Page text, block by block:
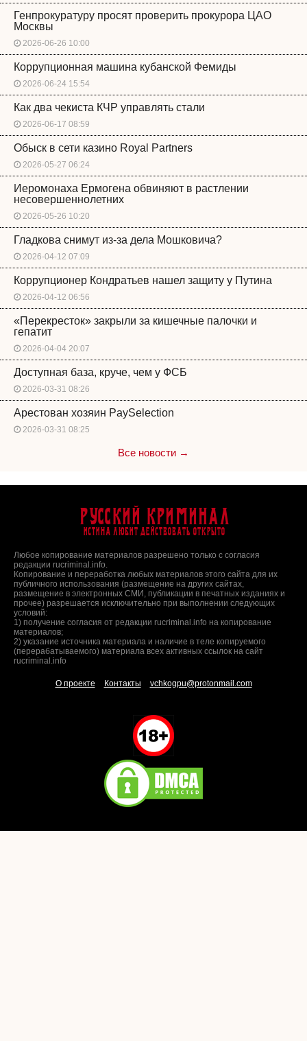
Генпрокуратуру просят проверить прокурора ЦАО
Москвы
2026-06-26 10:00
Коррупционная машина кубанской Фемиды
2026-06-24 15:54
Как два чекиста КЧР управлять стали
2026-06-17 08:59
Обыск в сети казино Royal Partners
2026-05-27 06:24
Иеромонаха Ермогена обвиняют в растлении
несовершеннолетних
2026-05-26 10:20
Гладкова снимут из-за дела Мошковича?
2026-04-12 07:09
Коррупционер Кондратьев нашел защиту у Путина
2026-04-12 06:56
«Перекресток» закрыли за кишечные палочки и
гепатит
2026-04-04 20:07
Доступная база, круче, чем у ФСБ
2026-03-31 08:26
Арестован хозяин PaySelection
2026-03-31 08:25
Все новости →
Русский Криминал
Истина любит действовать открыто
Любое копирование материалов разрешено только с согласия
редакции rucriminal.info.
Копирование и переработка любых материалов этого сайта для их
публичного использования (размещение на других сайтах,
размещение в электронных СМИ, публикации в печатных изданиях и
прочее) разрешается исключительно при выполнении следующих
условий:
1) получение согласия от редакции rucriminal.info на копирование
материалов;
2) указание источника материала и наличие в теле копируемого
(перерабатываемого) материала всех активных ссылок на сайт
rucriminal.info
О проекте Контакты vchkogpu@protonmail.com